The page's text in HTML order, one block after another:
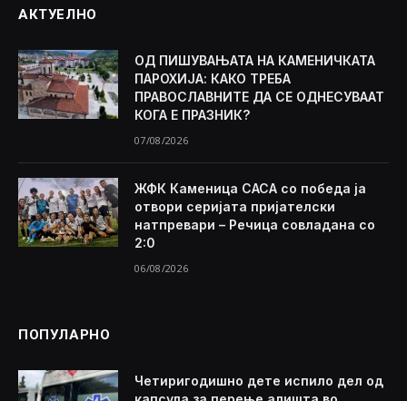
АКТУЕЛНО
ОД ПИШУВАЊАТА НА КАМЕНИЧКАТА
ПАРОХИЈА: КАКО ТРЕБА
ПРАВОСЛАВНИТЕ ДА СЕ ОДНЕСУВААТ
КОГА Е ПРАЗНИК?
07/08/2026
ЖФК Каменица САСА со победа ја
отвори серијата пријателски
натпревари – Речица совладана со
2:0
06/08/2026
ПОПУЛАРНО
Четиригодишно дете испило дел од